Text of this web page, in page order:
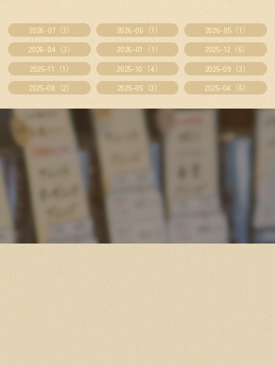
2026-07（3） 2026-06（1）
2026-05（1）
2026-04（3）
2026-01（1）
2025-12（6）
2025-11（1）
2025-10（4）
2025-09（3）
2025-08（2）
2025-05（3） 2025-04（6）